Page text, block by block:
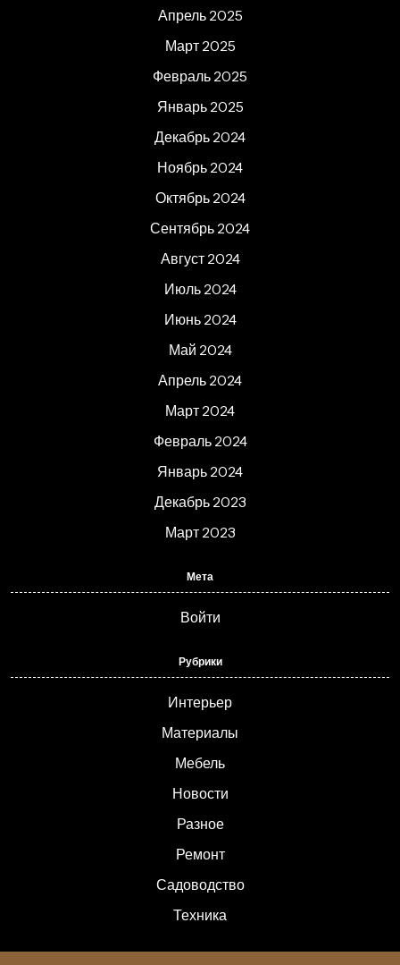
Апрель 2025
Март 2025
Февраль 2025
Январь 2025
Декабрь 2024
Ноябрь 2024
Октябрь 2024
Сентябрь 2024
Август 2024
Июль 2024
Июнь 2024
Май 2024
Апрель 2024
Март 2024
Февраль 2024
Январь 2024
Декабрь 2023
Март 2023
Мета
Войти
Рубрики
Интерьер
Материалы
Мебель
Новости
Разное
Ремонт
Садоводство
Техника